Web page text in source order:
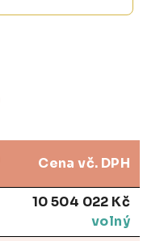
Cena vč. DPH
10 504 022 Kč
volný